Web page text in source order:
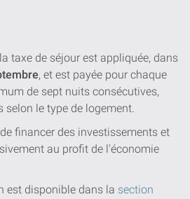
taxe de séjour est appliquée, dans
, et est payée pour chaque
de sept nuits consécutives,
selon le type de logement.
financer des investissements et
au profit de l'économie
est disponible dans la section